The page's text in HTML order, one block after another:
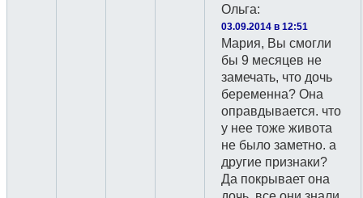
Ольга:
03.09.2014 в 12:51
Мария, Вы смогли
бы 9 месяцев не
замечать, что дочь
беременна? Она
оправдывается. что
у нее тоже живота
не было заметно. а
другие признаки?
Да покрывает она